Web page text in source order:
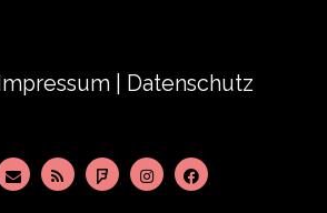
Impressum Datenschutz